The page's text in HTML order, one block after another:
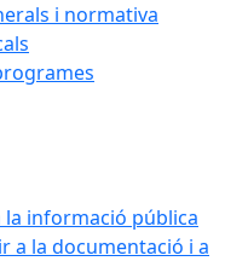
i normativa
la informació pública
a la documentació i a